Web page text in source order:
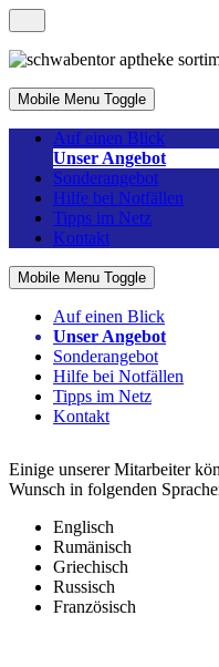
Mobile Menu Toggle
Auf einen Blick
Unser Angebot
Sonderangebot
Hilfe bei Notfällen
Tipps im Netz
Kontakt
Mobile Menu Toggle
Auf einen Blick
Unser Angebot
Sonderangebot
Hilfe bei Notfällen
Tipps im Netz
Kontakt
Einige unserer Mitarbeiter
Wunsch in folgenden
Englisch
Rumänisch
Griechisch
Russisch
Französisch